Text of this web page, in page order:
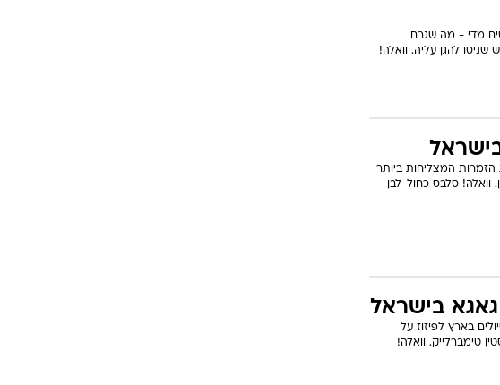
מדי - מה שגרם
להגן עליה. וואלה!
הזמרות המצליחות ביותר
סלבס כחול-לבן
בישראל
בארץ לפיזוז על
טימברלייק. וואלה!